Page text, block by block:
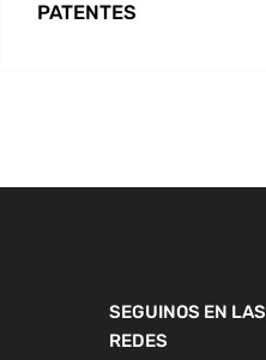
PATENTES
SEGUINOS EN LAS
REDES